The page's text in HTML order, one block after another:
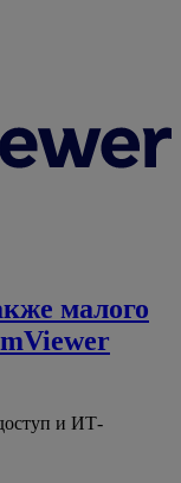
малого
и ИТ-